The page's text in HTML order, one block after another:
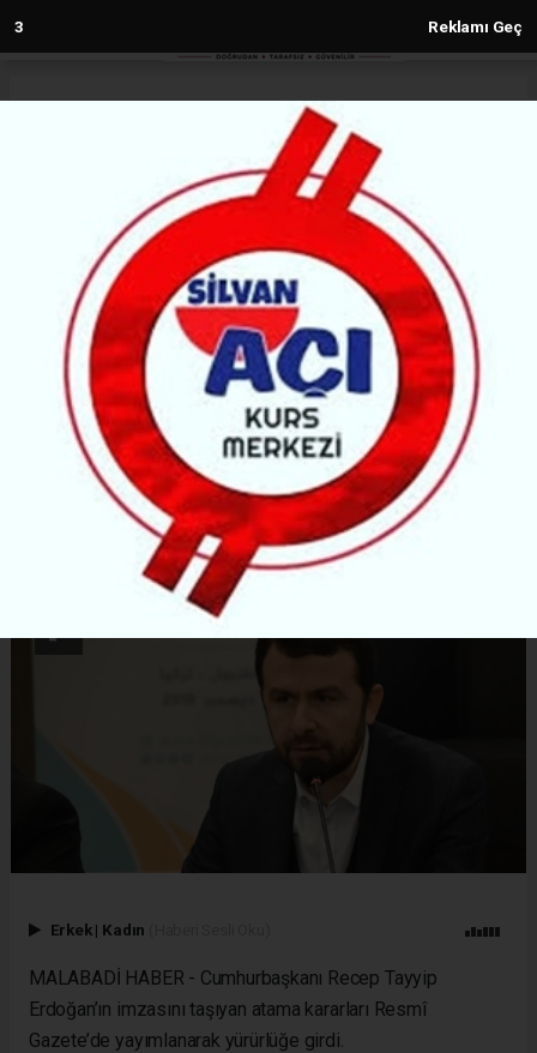
3 Reklamı Geç
Basın İlan Kurumu Genel
Müdürlüğüne Abdulkadir Çay atandı
GÜNDEM
(MH) - MALABADİ HABER | 18.10.2025 - 18:08, Güncelleme: 18.10.2025 - 18:08
41253+ kez okundu.
Cavit Erkılınç’ın emekliye ayrılmasının ardından
Basın ilan Kurumu’nda merakla beklenen atama
yapıldı
ABONE OL
Erkek | Kadın
MALABADİ HABER - Cumhurbaşkanı Recep Tayyip
Erdoğan’ın imzasını taşıyan atama kararları Resmî
Gazete’de yayımlanarak yürürlüğe girdi.